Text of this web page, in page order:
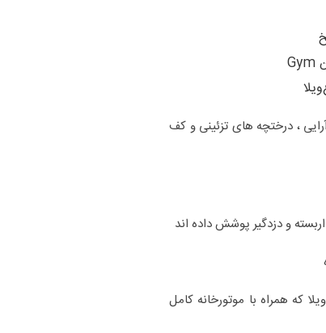
، درختچه های تزئینی و کف
و دزدگیر پوشش داده اند
که همراه با موتورخانه کامل